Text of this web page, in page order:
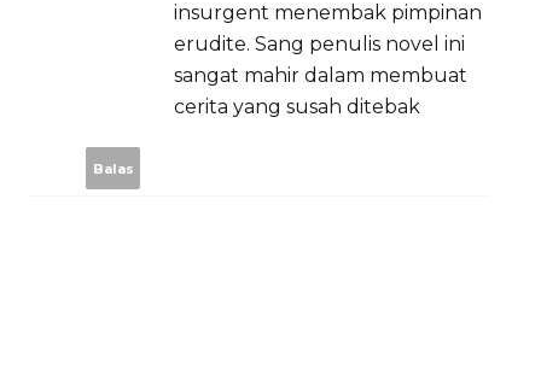
insurgent menembak pimpinan
erudite. Sang penulis novel ini
sangat mahir dalam membuat
cerita yang susah ditebak
Balas